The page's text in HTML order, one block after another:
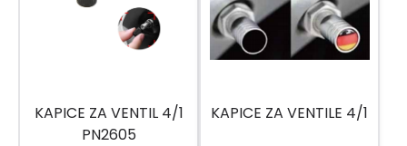
KAPICE ZA VENTIL 4/1
PN2605
KAPICE ZA VENTILE 4/1